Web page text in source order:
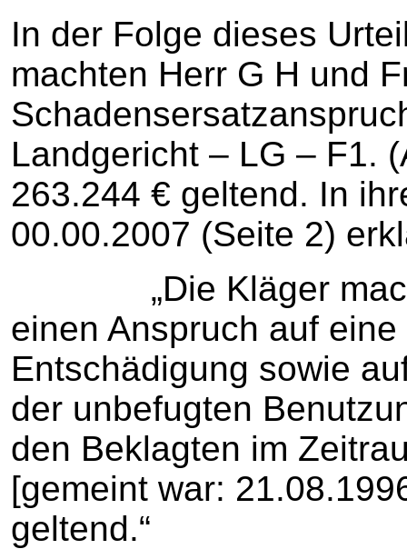
In der Folge dieses
machten Herr G H und
Landgericht – LG – F1.
263.244 € geltend. In
00.00.2007 (Seite 2)
„Die Kläger
einen Anspruch auf
Entschädigung sowie
der unbefugten
den Beklagten im
[gemeint war:
geltend.“